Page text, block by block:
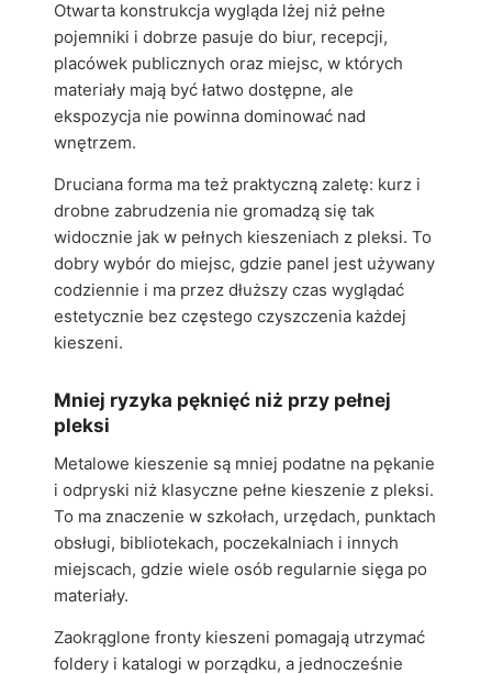
Otwarta konstrukcja wygląda lżej niż pełne
pojemniki i dobrze pasuje do biur, recepcji,
placówek publicznych oraz miejsc, w których
materiały mają być łatwo dostępne, ale
ekspozycja nie powinna dominować nad
wnętrzem.
Druciana forma ma też praktyczną zaletę: kurz i
drobne zabrudzenia nie gromadzą się tak
widocznie jak w pełnych kieszeniach z pleksi. To
dobry wybór do miejsc, gdzie panel jest używany
codziennie i ma przez dłuższy czas wyglądać
estetycznie bez częstego czyszczenia każdej
kieszeni.
Mniej ryzyka pęknięć niż przy pełnej
pleksi
Metalowe kieszenie są mniej podatne na pękanie
i odpryski niż klasyczne pełne kieszenie z pleksi.
To ma znaczenie w szkołach, urzędach, punktach
obsługi, bibliotekach, poczekalniach i innych
miejscach, gdzie wiele osób regularnie sięga po
materiały.
Zaokrąglone fronty kieszeni pomagają utrzymać
foldery i katalogi w porządku, a jednocześnie